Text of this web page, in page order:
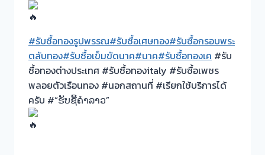
#รับซื้อทองรูปพรรณ#รับซื้อเศษทอง#รับซื้อกรอบพระ
ตลับทอง#รับซื้อเข็มขัดนาค#นาค#รับซื้อทองเค #รับ
ซื้อทองต่างประเทศ #รับซื้อทองitaly #รับซื้อเพชร
พลอยตัวเรือนทอง #นอกสถานที่ #เรียกใช้บริการได้
ครับ #“ຮັບຊື້ຄຳລາວ”